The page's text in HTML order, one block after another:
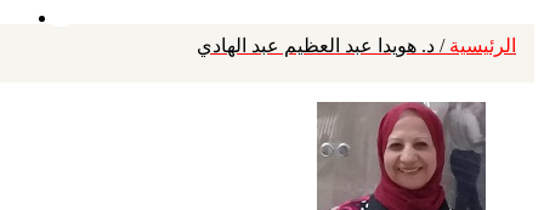
الرئيسية / د. هويدا عبد العظيم عبد الهادي